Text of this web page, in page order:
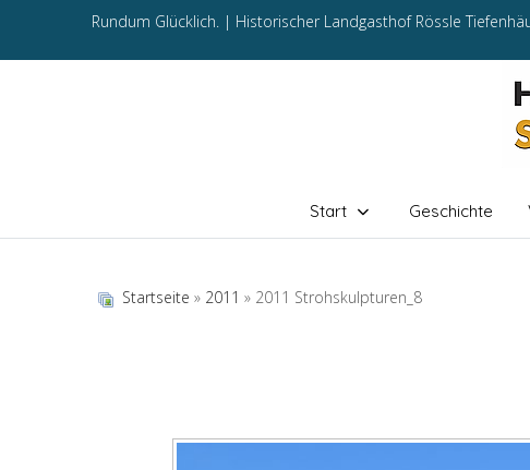
Rundum Glücklich. | Historischer Landgasthof Rössle
Start Geschichte
Startseite » 2011 » 2011 Strohskulpturen_8